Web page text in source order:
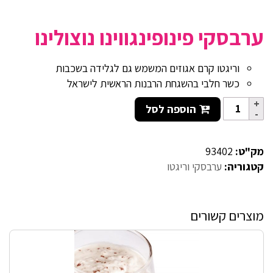
ערבסקי פינופינגווינו נוצולינו
וריגטו קרם אגוזים המשמש גם לגלידה בשכבות
כשר חלבי בהשגחת הרבנות הראשית לישראל
הוספה לסל
מק"ט: 93402
קטגוריה: ערבסקי וריגטו
מוצרים קשורים